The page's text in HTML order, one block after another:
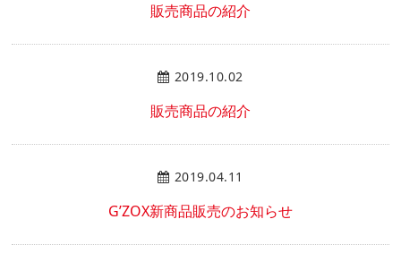
販売商品の紹介
2019.10.02
販売商品の紹介
2019.04.11
G’ZOX新商品販売のお知らせ